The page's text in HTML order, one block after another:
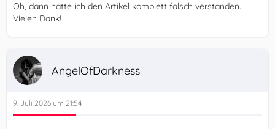
Oh, dann hatte ich den Artikel komplett falsch verstanden.
Vielen Dank!
AngelOfDarkness
9. Juli 2026 um 21:54